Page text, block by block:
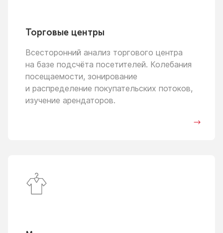
Торговые центры
Всесторонний анализ торгового центра
на базе подсчёта посетителей. Колебания
посещаемости, зонирование
и распределение покупательских потоков,
изучение арендаторов.